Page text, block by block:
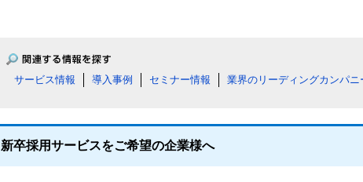
サービス情報 導入事例 セミナー情報 業界のリーディングカンパニ
新卒採用サービスをご希望の企業様へ